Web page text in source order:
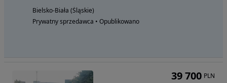
Bielsko-Biała (Śląskie)
Prywatny sprzedawca • Opublikowano
39 700 PLN